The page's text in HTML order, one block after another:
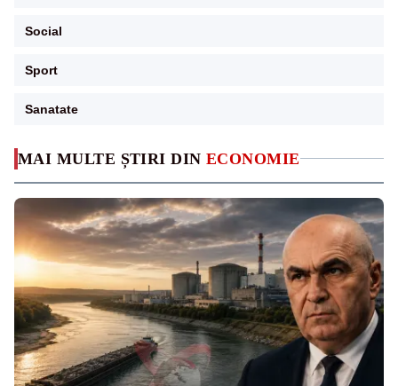
MAI MULTE ȘTIRI DIN ECONOMIE
Social
Sport
Sanatate